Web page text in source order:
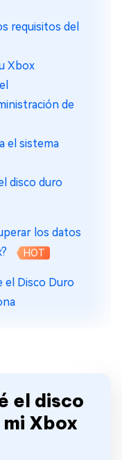
requisitos del
Xbox
de
el sistema
disco duro
los datos
HOT
el Disco Duro
el disco
Xbox